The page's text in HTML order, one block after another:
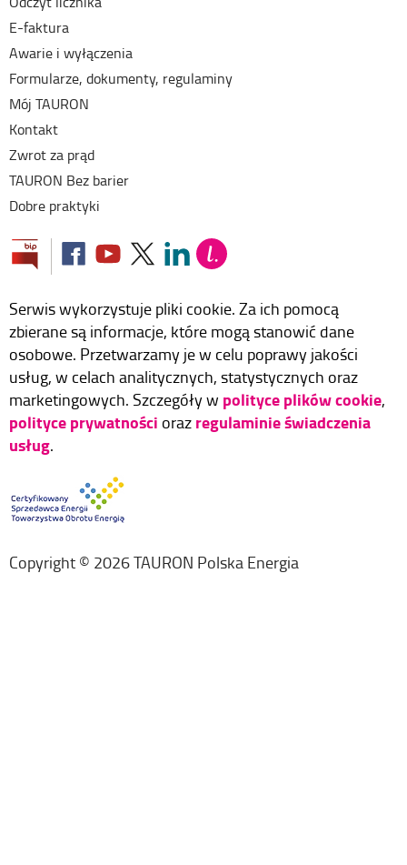
E-faktura
Awarie i wyłączenia
Formularze, dokumenty, regulaminy
Mój TAURON
Kontakt
Zwrot za prąd
TAURON Bez barier
Dobre praktyki
Serwis wykorzystuje pliki cookie. Za ich pomocą
zbierane są informacje, które mogą stanowić dane
osobowe. Przetwarzamy je w celu poprawy jakości
usług, w celach analitycznych, statystycznych oraz
marketingowych. Szczegóły w polityce plików cookie,
polityce prywatności oraz regulaminie świadczenia
usług.
Copyright © 2026TAURON Polska Energia